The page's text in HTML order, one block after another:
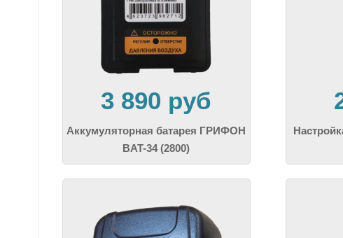
3 890 руб
Аккумуляторная батарея ГРИФОН
BAT-34 (2800)